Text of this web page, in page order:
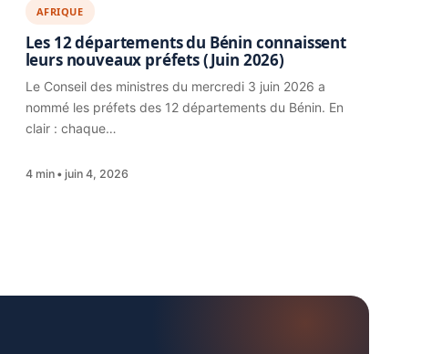
AFRIQUE
Les 12 départements du Bénin connaissent
leurs nouveaux préfets (Juin 2026)
Le Conseil des ministres du mercredi 3 juin 2026 a
nommé les préfets des 12 départements du Bénin. En
clair : chaque…
4 min juin 4, 2026